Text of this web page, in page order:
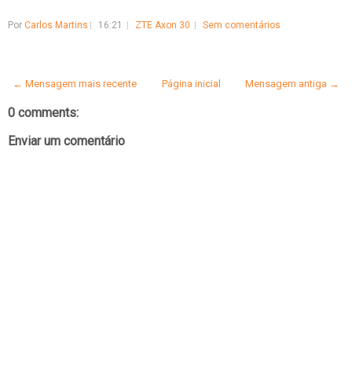
Por Carlos Martins 16:21 ZTE Axon 30 Sem comentários
← Mensagem mais recente Mensagem antiga →
Página inicial
0 comments:
Enviar um comentário